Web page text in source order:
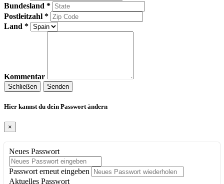
Bundesland *
Postleitzahl *
Land *
Kommentar
Schließen Senden
Hier kannst du dein Passwort ändern
×
Neues Passwort
Passwort erneut eingeben
Aktuelles Passwort